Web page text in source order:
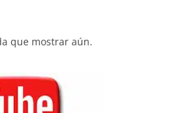
que mostrar aún.